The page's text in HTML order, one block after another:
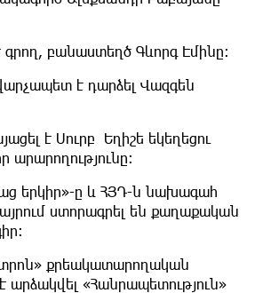
գրող, բանաստեղծ Գևորգ Էմինը:
է դարձել Վազգեն
է Սուրբ Եղիշե եկեղեցու
արարողությունը:
երկիր»-ը և ՀՅԴ-ն նախագահ
ստորագրել են քաղաքական
քրեակատարողական
«Հանրապետություն»